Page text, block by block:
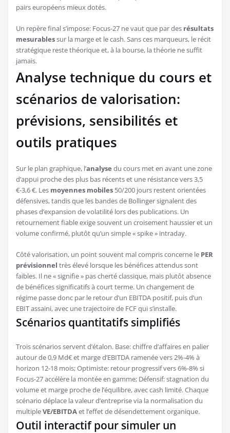
pairs européens mieux dotés.
Un repère final s’impose: Focus-27 ne vaut que par des résultats
mesurablessur la marge et le cash. Sans ces marqueurs, le récit
stratégique reste théorique et, à la bourse, la théorie ne suffit
jamais.
Analyse technique du cours et
scénarios de valorisation:
prévisions, sensibilités et
outils pratiques
Sur le plan graphique, l’analyse du cours met en avant une zone
d’appui proche des plus bas récents et une résistance vers 3,5
€-3,6 €. Les moyennes mobiles 50/200 jours restent orientées
défensives, tandis que les bandes de Bollinger signalent des
phases d’expansion de volatilité lors des publications. Un
retournement fiable exige souvent un croisement haussier et un
volume confirmé, plutôt qu’un simple « spike » intraday.
Côté valorisation, un point souvent mal compris concerne le PER
prévisionnel très élevé lorsque les bénéfices attendus sont
faibles. Il ne « signifie » pas cherté classique, mais plutôt absence
de bénéfices significatifs à court terme. Un changement de
régime passe donc par le retour d’un EBITDA positif, puis d’un
EBIT assaini, avec une trajectoire de FCF qui s’installe.
Scénarios quantitatifs simplifiés
Trois scénarios servent d’étalon. Base: chiffre d’affaires en palier
autour de 0,9 Md€ et marge d’EBITDA ramenée vers 2%-4% à
horizon 12-18 mois; Optimiste: retour progressif vers 6%-8% si
Focus-27 accélère la montée en gamme; Défensif: stagnation du
volume et marge proche de l’équilibre, avec cash limité. Chaque
scénario déplace la valeur d’entreprise via la normalisation du
multipleVE/EBITDAet l’effet de désendettement organique.
Outil interactif pour simuler un